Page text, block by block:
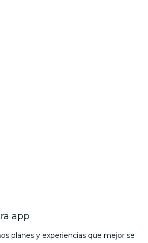
app
planes y experiencias que mejor se